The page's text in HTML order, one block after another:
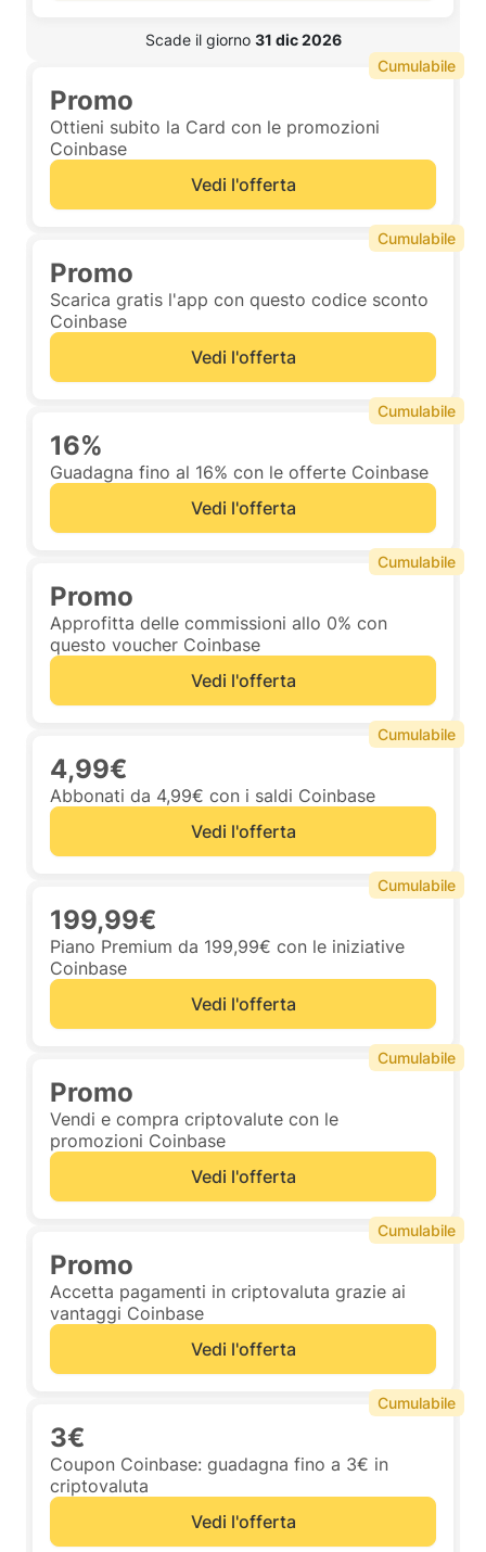
Scade il giorno 31 dic 2026
Promo
Ottieni subito la Card con le promozioni
Coinbase
Vedi l'offerta
Cumulabile
Promo
Scarica gratis l'app con questo codice sconto
Coinbase
Vedi l'offerta
Cumulabile
16%
Guadagna fino al 16% con le offerte Coinbase
Vedi l'offerta
Cumulabile
Promo
Approfitta delle commissioni allo 0% con
questo voucher Coinbase
Vedi l'offerta
Cumulabile
4,99€
Abbonati da 4,99€ con i saldi Coinbase
Vedi l'offerta
Cumulabile
199,99€
Piano Premium da 199,99€ con le iniziative
Coinbase
Vedi l'offerta
Cumulabile
Promo
Vendi e compra criptovalute con le
promozioni Coinbase
Vedi l'offerta
Cumulabile
Promo
Accetta pagamenti in criptovaluta grazie ai
vantaggi Coinbase
Vedi l'offerta
Cumulabile
3€
Coupon Coinbase: guadagna fino a 3€ in
criptovaluta
Vedi l'offerta
Cumulabile